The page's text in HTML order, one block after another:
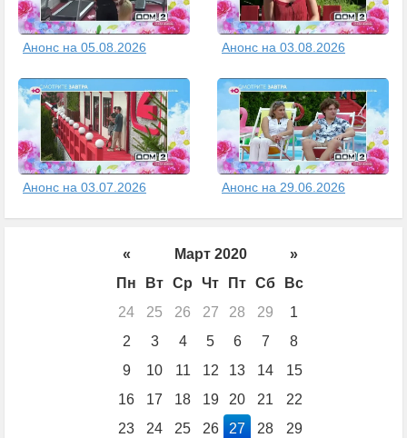
Анонс на 05.08.2026 Анонс на 03.08.2026
Анонс на 03.07.2026 Анонс на 29.06.2026
« Март 2020
»
Пн
Вт Ср Чт Пт Сб
Вс
24
25 26 27 28 29
1
2
3 4 5 6 7
8
9
10 11 12 13 14
15
16
17 18 19 20 21
22
23
24 25 26 27 28 29